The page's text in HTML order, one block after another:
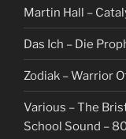
Martin Hall –
Das Ich – Die
Zodiak – Warrior
Various – The
School Sound –